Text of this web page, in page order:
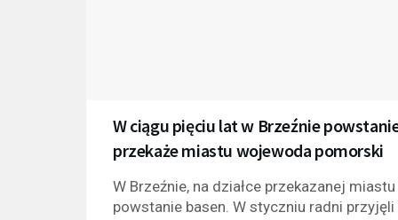
W ciągu pięciu lat w Brzeźnie
przekaże miastu wojewoda pomorski
W Brzeźnie, na działce przekazanej
powstanie basen. W styczniu radni